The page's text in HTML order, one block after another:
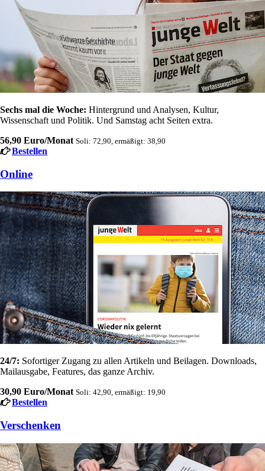
Sechs mal die Woche: Hintergrund und Analysen, Kultur,
Wissenschaft und Politik. Und Samstag acht Seiten extra.
56,90 Euro/Monat Soli: 72,90, ermäßigt: 38,90
Bestellen
Online
24/7: Sofortiger Zugang zu allen Artikeln und Beilagen. Downloads,
Mailausgabe, Features, das ganze Archiv.
30,90 Euro/Monat Soli: 42,90, ermäßigt: 19,90
Bestellen
Verschenken